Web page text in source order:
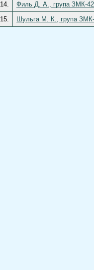
14.
Филь Д. А., група ЗМК-42.
15.
Шульга М. К., група ЗМК-